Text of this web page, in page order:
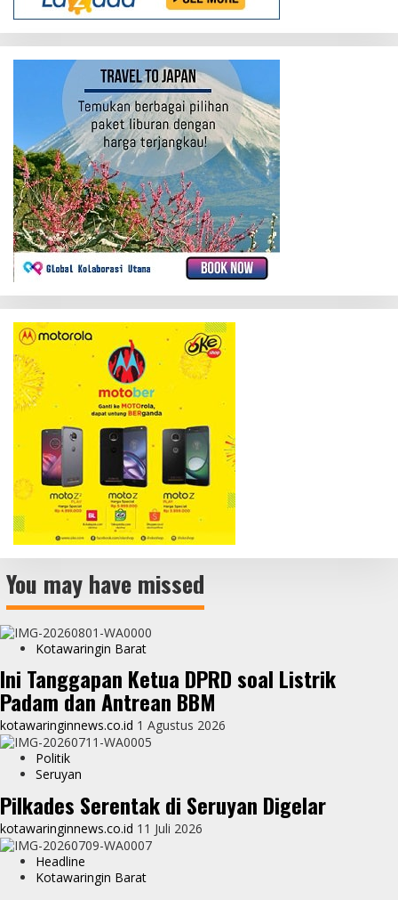
You may have missed
Kotawaringin Barat
Ini Tanggapan Ketua DPRD soal Listrik
Padam dan Antrean BBM
kotawaringinnews.co.id 1 Agustus 2026
Politik
Seruyan
Pilkades Serentak di Seruyan Digelar
kotawaringinnews.co.id 11 Juli 2026
Headline
Kotawaringin Barat